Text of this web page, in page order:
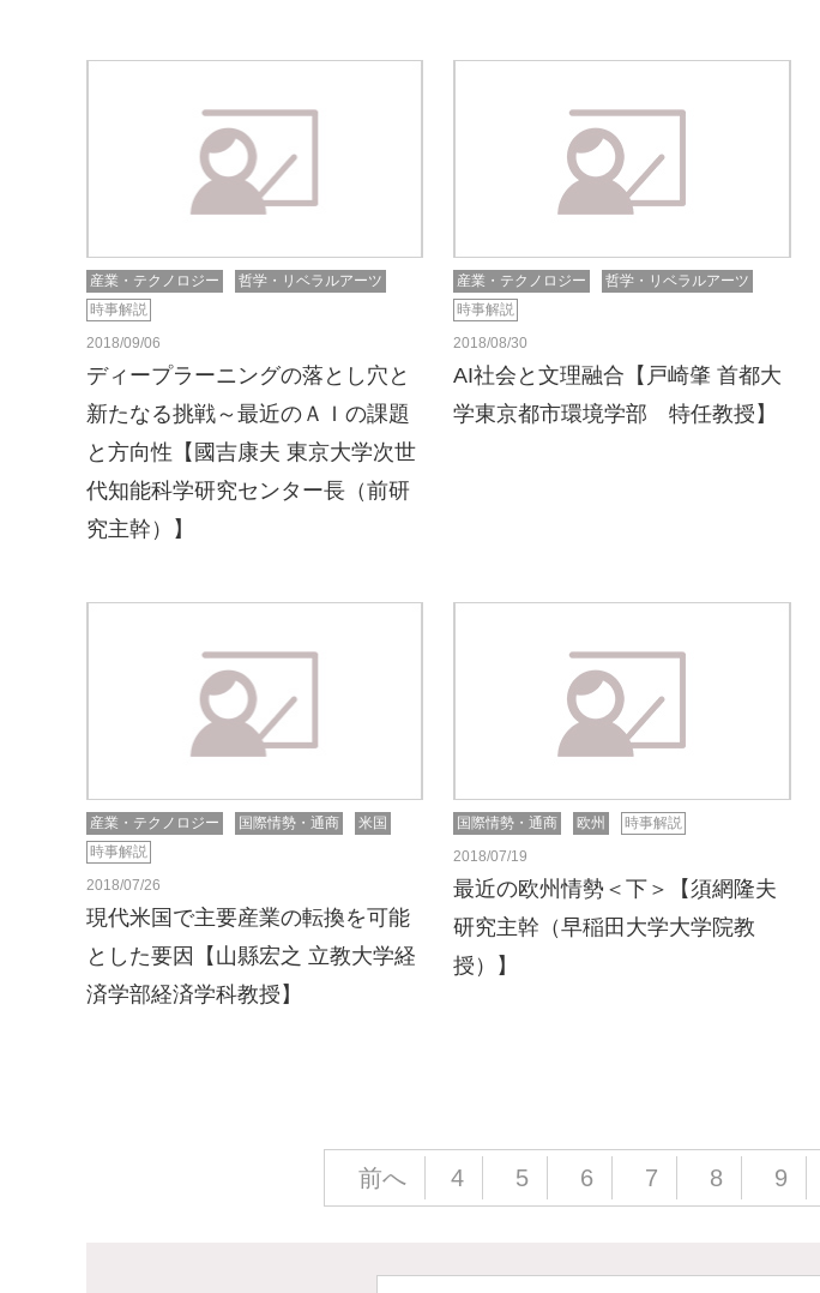
産業・テクノロジー
哲学・リベラルアーツ
時事解説
2018/09/06
ディープラーニングの落とし穴と
新たなる挑戦～最近のＡＩの課題
と方向性【國吉康夫 東京大学次世
代知能科学研究センター長（前研
究主幹）】
産業・テクノロジー
哲学・リベラルアーツ
時事解説
2018/08/30
AI社会と文理融合【戸崎肇 首都大
学東京都市環境学部 特任教授】
産業・テクノロジー 国際情勢・通商
米国
時事解説
2018/07/26
現代米国で主要産業の転換を可能
とした要因【山縣宏之 立教大学経
済学部経済学科教授】
国際情勢・通商 欧州
時事解説
2018/07/19
最近の欧州情勢＜下＞【須網隆夫
研究主幹（早稲田大学大学院教
授）】
前へ 4 5 6 7 8 9